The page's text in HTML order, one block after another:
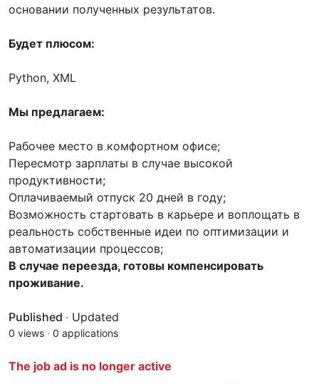
основании полученных результатов.
Будет плюсом:
Python, XML
Мы предлагаем:
Рабочее место в комфортном офисе;
Пересмотр зарплаты в случае высокой
продуктивности;
Оплачиваемый отпуск 20 дней в году;
Возможность стартовать в карьере и воплощать в
реальность собственные идеи по оптимизации и
автоматизации процессов;
В случае переезда, готовы компенсировать
проживание.
Published · Updated
0 views · 0 applications
The job ad is no longer active